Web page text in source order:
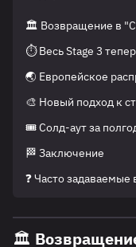
🏛️ Возвращение в
⏱️ Весь Stage 3
🌏 Европейское
🎨 Новый подход к
🎟️ Солд-аут за
🏁 Заключение
❓ Часто задаваемые
🏛️